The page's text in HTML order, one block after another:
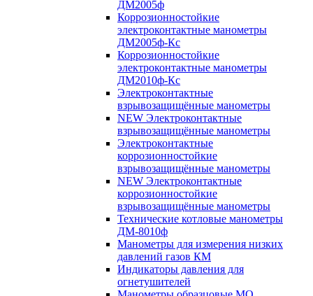
ДМ2005ф
Коррозионностойкие
электроконтактные манометры
ДМ2005ф-Кс
Коррозионностойкие
электроконтактные манометры
ДМ2010ф-Кс
Электроконтактные
взрывозащищённые манометры
NEW Электроконтактные
взрывозащищённые манометры
Электроконтактные
коррозионностойкие
взрывозащищённые манометры
NEW Электроконтактные
коррозионностойкие
взрывозащищённые манометры
Технические котловые манометры
ДМ-8010ф
Манометры для измерения низких
давлений газов КМ
Индикаторы давления для
огнетушителей